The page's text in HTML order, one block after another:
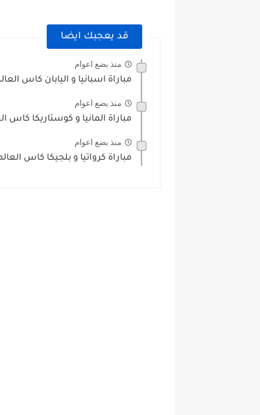
قد يعجبك ايضا
منذ بضع اعوام
مباراة اسبانيا و اليابان كاس العالم
منذ بضع اعوام
مباراة المانيا و كوستاريكا كاس
منذ بضع اعوام
مباراة كرواتيا و بلجيكا كاس العالم